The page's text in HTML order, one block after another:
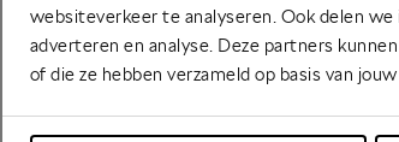
websiteverkeer te analyseren. Ook delen
adverteren en analyse. Deze partners
of die ze hebben verzameld op basis van